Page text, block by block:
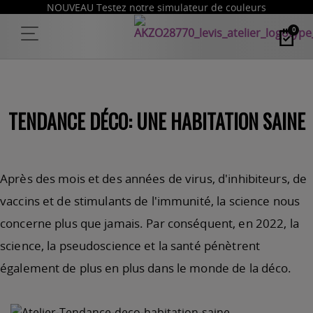
NOUVEAU Testez notre simulateur de couleurs
0
TENDANCE DÉCO: UNE HABITATION SAINE
Après des mois et des années de virus, d'inhibiteurs, de
vaccins et de stimulants de l'immunité, la science nous
concerne plus que jamais. Par conséquent, en 2022, la
science, la pseudoscience et la santé pénètrent
également de plus en plus dans le monde de la déco.